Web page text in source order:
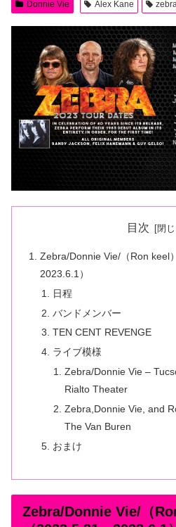
Donnie Vie Alex Kane
目次
Zebra/Donnie Vie/（Ron keel
2023.6.1）
日程
バンドメンバー
TEN CENT REVENGE
ライブ模様
Zebra/Donnie Vie –
Rialto Theater
Zebra,Donnie Vie, and
The Van Buren
おまけ
Zebra/Donnie Vie/（